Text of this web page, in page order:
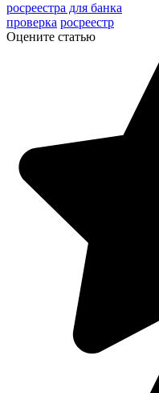
росреестра для банка
проверка росреестр
Оцените статью